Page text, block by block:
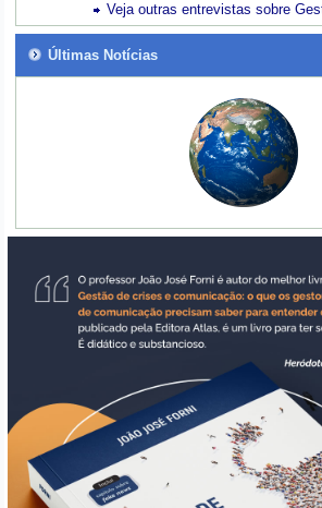
Veja outras entrevistas sobre
Últimas Notícias